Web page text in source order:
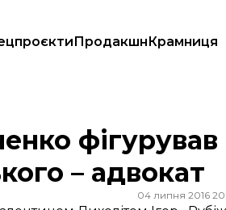
ПродакшнКрамниця
фігурував
– адвокат
04 липня 2016